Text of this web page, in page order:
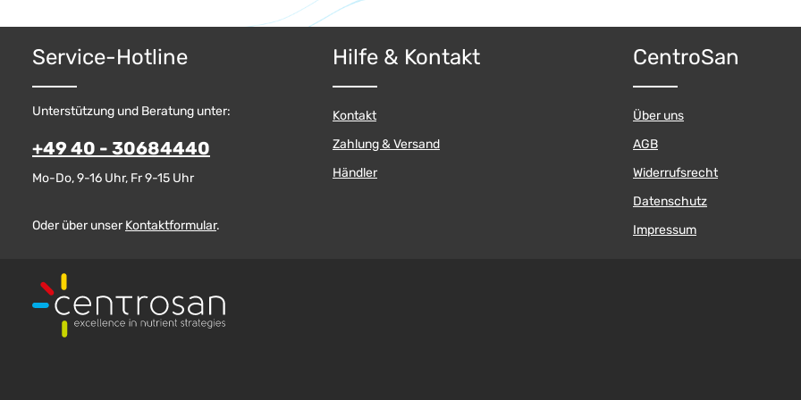
Produkt Anzahl: Gib den gewünschten Wert ein oder benutze die
Pckg. Produkt Anzahl: Gib den gewünschten Wert
Produkt Anzahl:
Service-Hotline
Unterstützung und Beratung unter:
+49 40 - 30684440
Mo-Do, 9-16 Uhr, Fr 9-15 Uhr
Oder über unserKontaktformular.
Hilfe & Kontakt
Kontakt
Zahlung & Versand
Händler
CentroSan
Über uns
AGB
Widerrufsrecht
Datenschutz
Impressum